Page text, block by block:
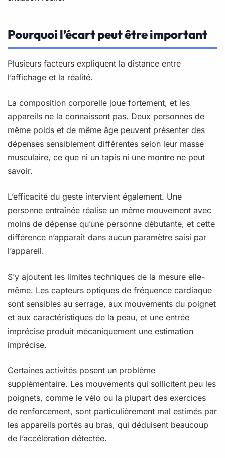
Pourquoi l’écart peut être important
Plusieurs facteurs expliquent la distance entre
l’affichage et la réalité.
La composition corporelle joue fortement, et les
appareils ne la connaissent pas. Deux personnes de
même poids et de même âge peuvent présenter des
dépenses sensiblement différentes selon leur masse
musculaire, ce que ni un tapis ni une montre ne peut
savoir.
L’efficacité du geste intervient également. Une
personne entraînée réalise un même mouvement avec
moins de dépense qu’une personne débutante, et cette
différence n’apparaît dans aucun paramètre saisi par
l’appareil.
S’y ajoutent les limites techniques de la mesure elle-
même. Les capteurs optiques de fréquence cardiaque
sont sensibles au serrage, aux mouvements du poignet
et aux caractéristiques de la peau, et une entrée
imprécise produit mécaniquement une estimation
imprécise.
Certaines activités posent un problème
supplémentaire. Les mouvements qui sollicitent peu les
poignets, comme le vélo ou la plupart des exercices
de renforcement, sont particulièrement mal estimés par
les appareils portés au bras, qui déduisent beaucoup
de l’accélération détectée.